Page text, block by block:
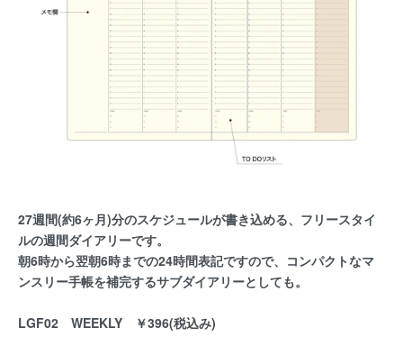
27週間(約6ヶ月)分のスケジュールが書き込める、フリースタイ
ルの週間ダイアリーです。
朝6時から翌朝6時までの24時間表記ですので、コンパクトなマ
ンスリー手帳を補完するサブダイアリーとしても。
LGF02 WEEKLY ￥396(税込み)